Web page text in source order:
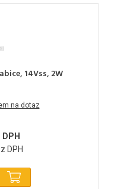
14Vss, 2W
na dotaz
DPH